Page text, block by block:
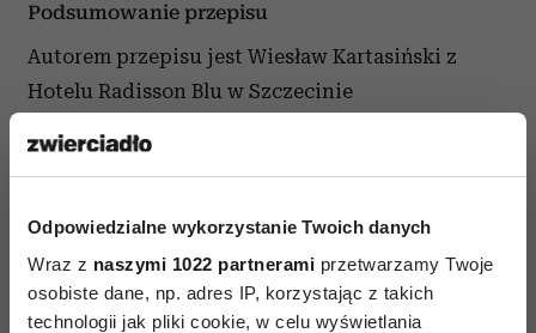
Odpowiedzialne wykorzystanie Twoich danych
Wraz z naszymi 1022 partnerami przetwarzamy Twoje
osobiste dane, np. adres IP, korzystając z takich
technologii jak pliki cookie, w celu wyświetlania
Podsumowanie przepisu
Autorem przepisu jest Wiesław Kartasiński z
Hotelu Radisson Blu w Szczecinie
AUTOPROMOCJA